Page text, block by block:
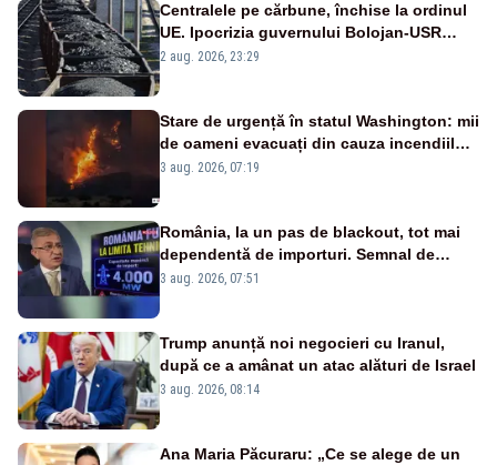
Centralele pe cărbune, închise la ordinul
UE. Ipocrizia guvernului Bolojan-USR
după starea de alertă
2 aug. 2026, 23:29
Stare de urgență în statul Washington: mii
de oameni evacuați din cauza incendiilor
puternice de vegetație
3 aug. 2026, 07:19
România, la un pas de blackout, tot mai
dependentă de importuri. Semnal de
alarmă tras de un expert în energie
3 aug. 2026, 07:51
Trump anunță noi negocieri cu Iranul,
după ce a amânat un atac alături de Israel
3 aug. 2026, 08:14
Ana Maria Păcuraru: „Ce se alege de un